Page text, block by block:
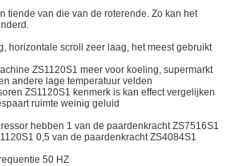
tiende van die van de roterende. Zo kan het
horizontale scroll zeer laag, het meest gebruikt
ZS1120S1 meer voor koeling, supermarkt
andere lage temperatuur velden
ZS1120S1 kenmerk is kan effect vergelijken
ruimte weinig geluid
hebben 1 van de paardenkracht ZS7516S1
0,5 van de paardenkracht ZS4084S1
50 HZ